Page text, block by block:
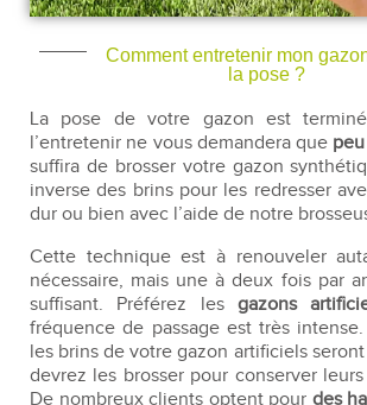
Comment entretenir mon
la pose ?
La pose de votre gazon est
l’entretenir ne vous demandera que
suffira de brosser votre gazon
inverse des brins pour les redresser
dur ou bien avec l’aide de notre
Cette technique est à renouveler
nécessaire, mais une à deux fois par
suffisant. Préférez les gazons
fréquence de passage est très
les brins de votre gazon artificiels
devrez les brosser pour conserver
De nombreux clients optent pour des